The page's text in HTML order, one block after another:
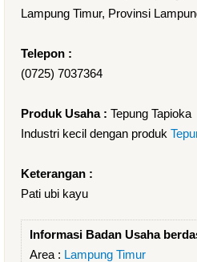
Lampung Timur, Provinsi
Telepon :
(0725) 7037364
Produk Usaha : Tepung Tapioka
Industri kecil dengan produk
Keterangan :
Pati ubi kayu
Informasi Badan Usaha
Area : Lampung Timur